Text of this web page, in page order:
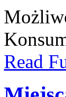
Read